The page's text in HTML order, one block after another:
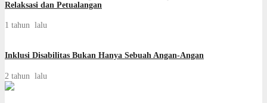
Relaksasi dan Petualangan
1 tahun lalu
Inklusi Disabilitas Bukan Hanya Sebuah Angan-Angan
2 tahun lalu